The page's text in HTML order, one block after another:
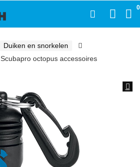
0
Duiken en snorkelen
Scubapro octopus accessoires